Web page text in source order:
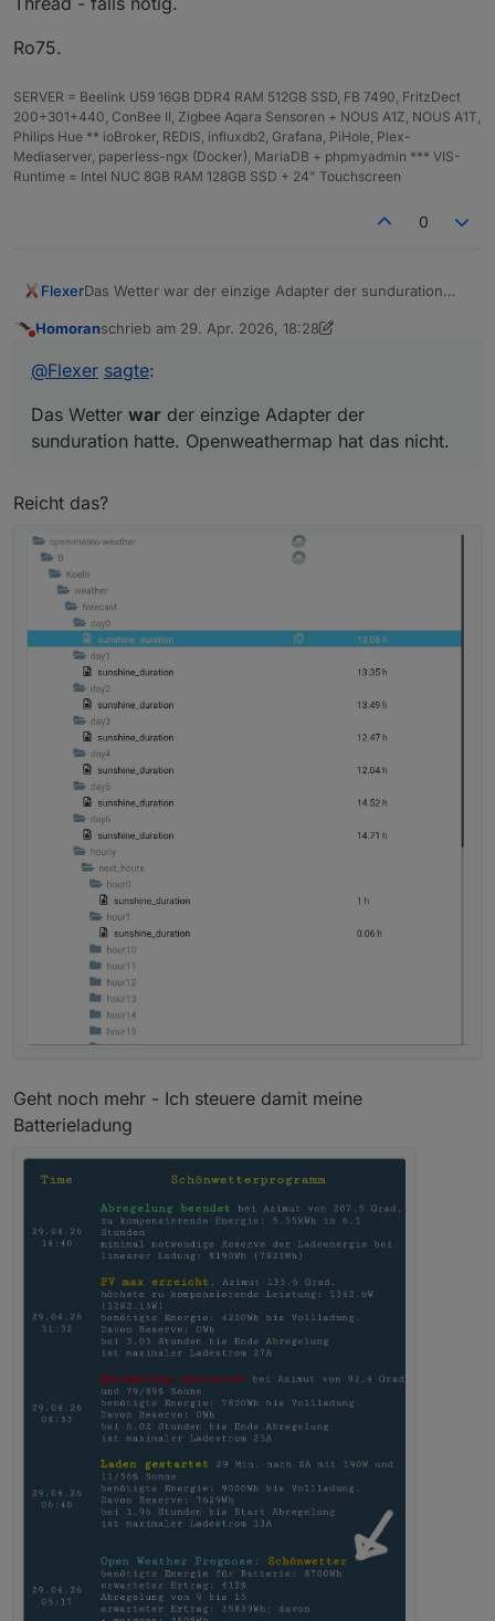
getSunshineDuration
Ro75.
SERVER = Beelink U59 16GB DDR4 RAM 512GB SSD, FB 7490, FritzDect
200+301+440, ConBee II, Zigbee Aqara Sensoren + NOUS A1Z, NOUS A1T,
Philips Hue ** ioBroker, REDIS, influxdb2, Grafana, PiHole, Plex-
Mediaserver, paperless-ngx (Docker), MariaDB + phpmyadmin *** VIS-
Runtime = Intel NUC 8GB RAM 128GB SSD + 24" Touchscreen
0
FlexerDas Wetter war der einzige Adapter der sunduration
Homoranschrieb am 29. Apr. 2026, 18:28
zuletzt editiert von Homoran
@Flexer sagte:
Das Wetter war der einzige Adapter der
sunduration hatte. Openweathermap hat das nicht.
Reicht das?
Geht noch mehr - Ich steuere damit meine
Batterieladung